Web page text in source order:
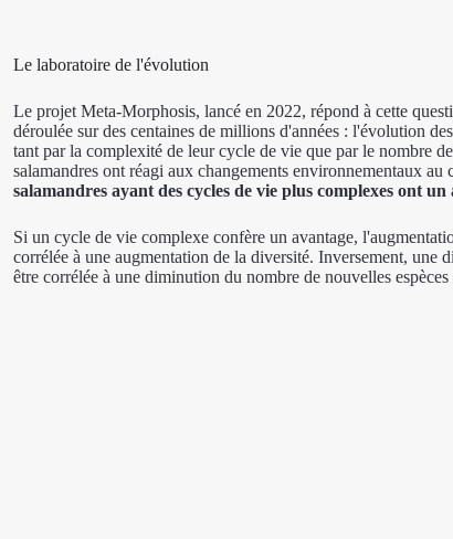
Le laboratoire de l'évolution
Le projet Meta-Morphosis, lancé en 2022, répond à cette
déroulée sur des centaines de millions d'années : l'évolution
tant par la complexité de leur cycle de vie que par le nombre
salamandres ont réagi aux changements environnementaux
salamandres ayant des cycles de vie plus complexes ont un
Si un cycle de vie complexe confère un avantage,
corrélée à une augmentation de la diversité. Inversement,
être corrélée à une diminution du nombre de nouvelles